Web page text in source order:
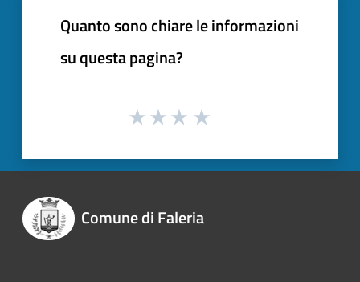
Quanto sono chiare le informazioni
su questa pagina?
Comune di Faleria